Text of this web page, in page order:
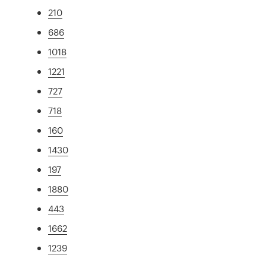
210
686
1018
1221
727
718
160
1430
197
1880
443
1662
1239